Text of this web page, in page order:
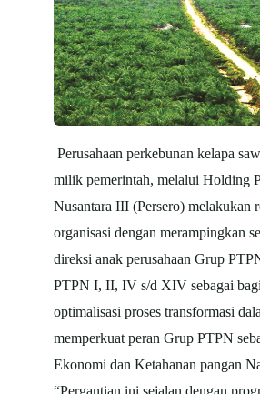
Perusahaan perkebunan kelapa
milik pemerintah, melalui Holding
Nusantara III (Persero) melakukan
organisasi dengan merampingkan
direksi anak perusahaan Grup
PTPN I, II, IV s/d XIV sebagai
optimalisasi proses transformasi
memperkuat peran Grup PTPN
Ekonomi dan Ketahanan pangan
“Pergantian ini sejalan dengan